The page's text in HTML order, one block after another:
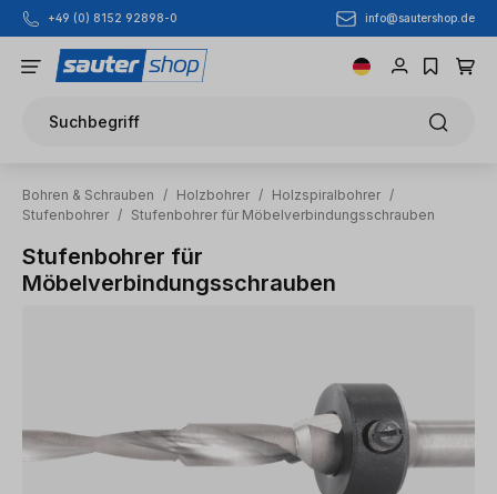
Zum Hauptinhalt springen
+49 (0) 8152 92898-0 info@sautershop.de
Suchbegriff
Bohren & Schrauben / Holzbohrer / Holzspiralbohrer /
Stufenbohrer / Stufenbohrer für Möbelverbindungsschrauben
Stufenbohrer für
Möbelverbindungsschrauben